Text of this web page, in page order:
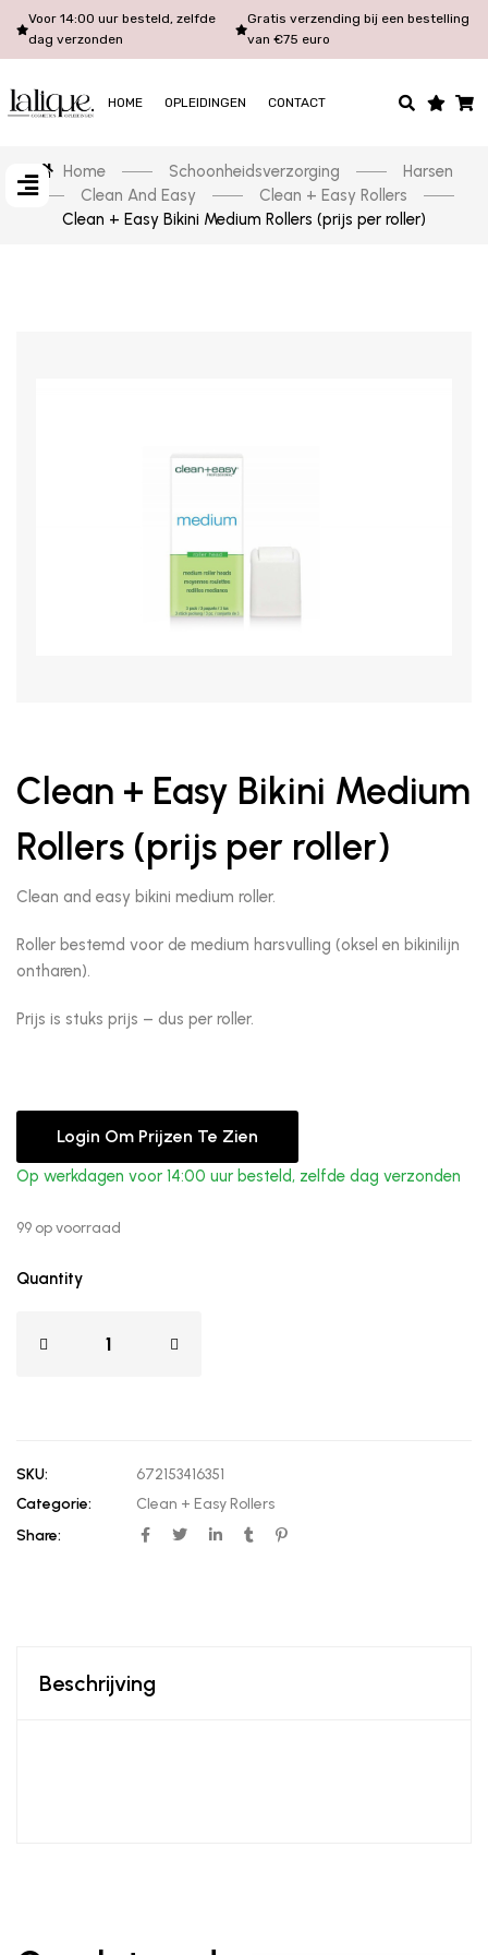
Voor 14:00 uur besteld, zelfde
dag verzonden
Gratis verzending bij een bestelling
van €75 euro
HOME OPLEIDINGEN CONTACT
Home Schoonheidsverzorging
Harsen
Clean And Easy
Clean + Easy Rollers
Clean + Easy Bikini Medium Rollers (prijs per roller)
Clean + Easy Bikini Medium
Rollers (prijs per roller)
Clean and easy bikini medium roller.
Roller bestemd voor de medium harsvulling (oksel en bikinilijn
ontharen).
Prijs is stuks prijs – dus per roller.
Login Om Prijzen Te Zien
Op werkdagen voor 14:00 uur besteld, zelfde dag verzonden
99 op voorraad
Quantity
SKU:
672153416351
Categorie:
Clean + Easy Rollers
Share:
Beschrijving